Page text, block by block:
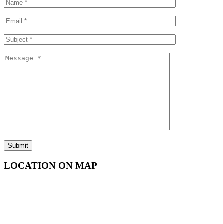
LOCATION ON MAP